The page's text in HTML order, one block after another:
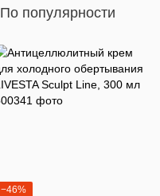
По популярности
−46%